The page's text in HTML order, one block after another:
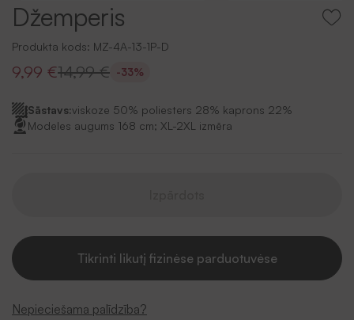
Džemperis
Produkta kods: MZ-4A-13-1P-D
9,99 €14,99 € -33%
Sāstavs:viskoze 50% poliesters 28% kaprons 22%
Modeles augums 168 cm; XL-2XL izmēra
Tikrinti likutį fizinėse parduotuvėse
Nepieciešama palīdzība?